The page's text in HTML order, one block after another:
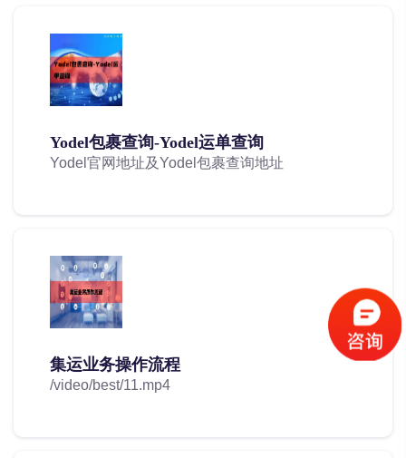
Yodel包裹查询-Yodel运单查询
Yodel官网地址及Yodel包裹查询地址
集运业务操作流程
/video/best/11.mp4